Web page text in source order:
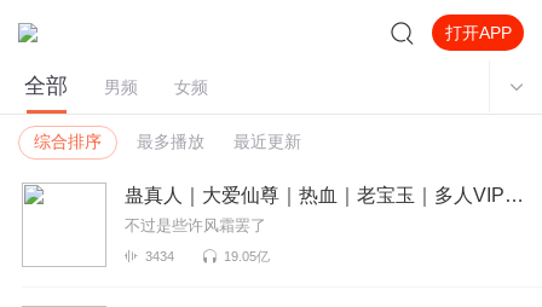
打开APP
全部 男频 女频
综合排序 最多播放 最近更新
蛊真人｜大爱仙尊｜热血｜老宝玉｜多人VIP免费有声剧
不过是些许风霜罢了
3434 19.05亿